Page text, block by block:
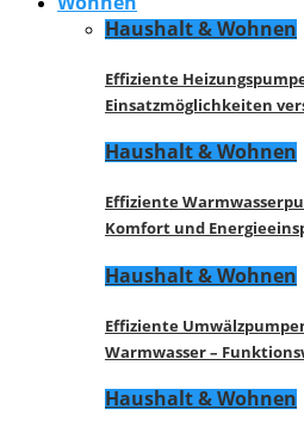
Haushalt & Wohnen
Effiziente
Einsatzmöglichkeiten
Haushalt & Wohnen
Effiziente
Komfort und
Haushalt & Wohnen
Effiziente
Warmwasser –
Haushalt & Wohnen